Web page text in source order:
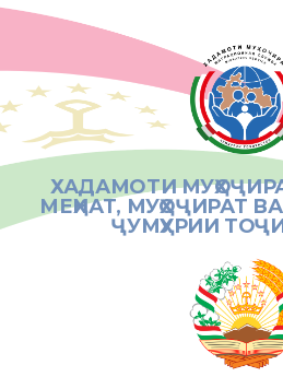
ХАДАМОТИ
МЕҲНАТ, МУҲОҶИРАТ
ҶУМҲУРИИ